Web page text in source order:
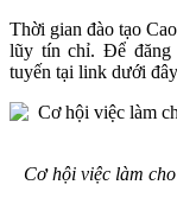
Thời gian đào tạo
lũy tín chỉ. Để đăng
tuyến tại link dưới
Cơ hội việc làm